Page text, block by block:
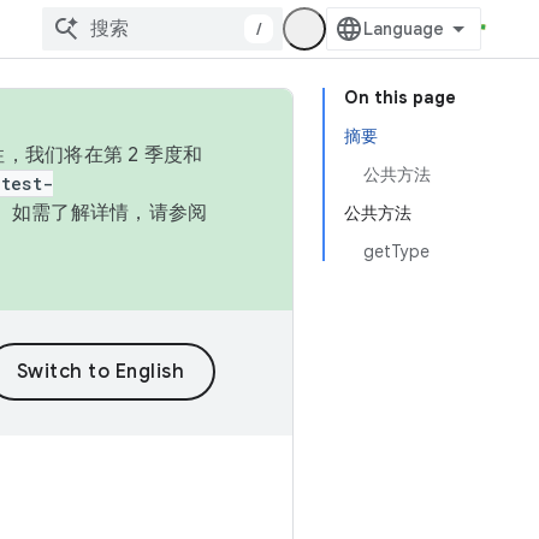
/
On this page
摘要
公共方法
公共方法
getType
我们将在第 2 季度和
如需了解详情，请参阅